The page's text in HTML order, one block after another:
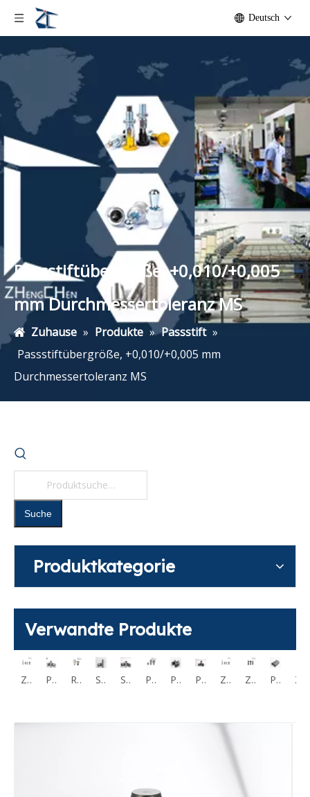
Deutsch
Passstiftübergröße, +0,010/+0,005
mm Durchmessertoleranz MS
Zuhause » Produkte » Passstift »
Passstiftübergröße, +0,010/+0,005 mm
Durchmessertoleranz MS
Suche
Produktkategorie
Verwandte Produkte
Zentrierstift mit kleinem Kopf, rund/Diamantkopf, kugelförmig JPQSB Positionierungsstift mit großem Kopf, runder Kopf, flache Spitze mit abgeflachtem Schlitz und Gewindeschaft JPLB Rundkopf-Fixierstift mit großem Kopf und flacher Spitze mit Innensechskant-Gewindeschaft JPLR Schulter-Fixierstift, runder/Diamantkopf, konische Spitze, Gewindeschaft, JPUB Schulter-Präzisions-Positionierstift, runder Diamantkopf, konische Spitze, gerade JPJB Positionierungsstift mit großem Kopf, runder Kopf, flache Spitze, gerader Schaft, JPDTA Positionierungsstift mit großem Kopf, runder Kopf, flache Spitze, gerader PDA Positionierungsstift mit kleinem Kopf, rund/Diamantkopf, kugelförmig, JPQSTB Zentrierstift mit kleinem Kopf, rund/Diamantkopf, kugelförmig JPQSB Zentrierstift rund/Diamantkopf, Kugelspitze, Gewindeschaft JPQNBB Positionierungsstift mit großem Kopf, rund/Diamantkopf, kugelförmige Spitze, mit Gewinde JPQTBB